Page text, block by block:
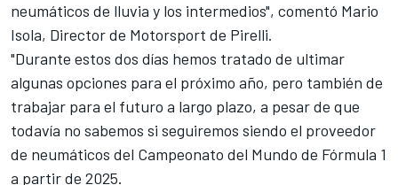
neumáticos de lluvia y los intermedios", comentó Mario
Isola, Director de Motorsport de Pirelli.
"Durante estos dos días hemos tratado de ultimar
algunas opciones para el próximo año, pero también de
trabajar para el futuro a largo plazo, a pesar de que
todavía no sabemos si seguiremos siendo el proveedor
de neumáticos del Campeonato del Mundo de Fórmula 1
a partir de 2025.